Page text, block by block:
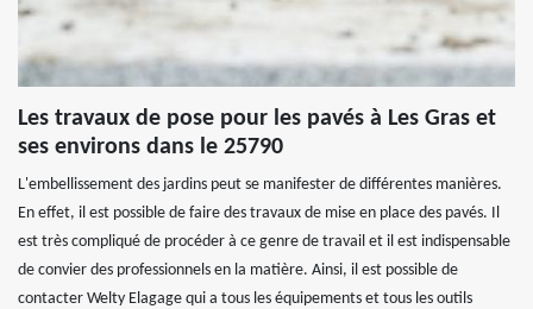
Les travaux de pose pour les pavés à Les Gras et
ses environs dans le 25790
L'embellissement des jardins peut se manifester de différentes manières.
En effet, il est possible de faire des travaux de mise en place des pavés. Il
est très compliqué de procéder à ce genre de travail et il est indispensable
de convier des professionnels en la matière. Ainsi, il est possible de
contacter Welty Elagage qui a tous les équipements et tous les outils